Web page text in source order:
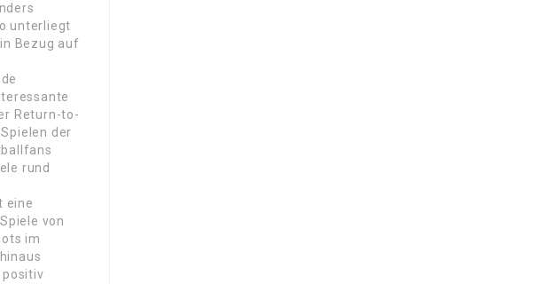
unterliegt
Bezug auf
Return-to-
der
rund
eine
von
im
positiv